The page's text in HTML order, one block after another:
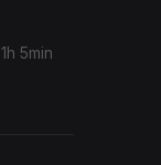
1h 5min